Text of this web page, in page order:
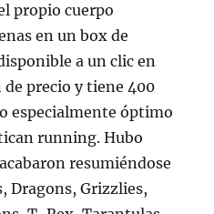
propio cuerpo
en un box de
a un clic en
precio y tiene 400
especialmente óptimo
running. Hubo
resumiéndose
Dragons, Grizzlies,